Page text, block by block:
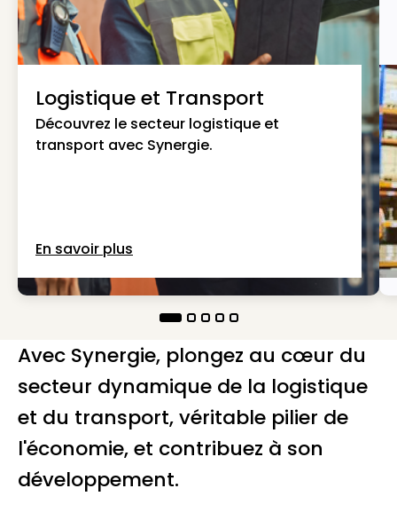
Logistique et Transport
Découvrez le secteur logistique et
transport avec Synergie.
En savoir plus
Avec Synergie, plongez au cœur du
secteur dynamique de la logistique
et du transport, véritable pilier de
l'économie, et contribuez à son
développement.